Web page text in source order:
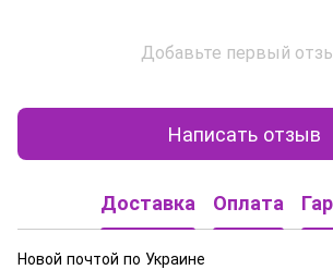
Добавьте первый
Написать отзыв
Доставка Оплата
Новой почтой по Украине